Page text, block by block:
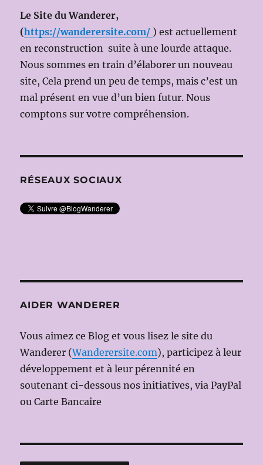
Le Site du Wanderer,
(https://wanderersite.com/ ) est actuellement
en reconstruction suite à une lourde attaque.
Nous sommes en train d’élaborer un nouveau
site, Cela prend un peu de temps, mais c’est un
mal présent en vue d’un bien futur. Nous
comptons sur votre compréhension.
RÉSEAUX SOCIAUX
AIDER WANDERER
Vous aimez ce Blog et vous lisez le site du
Wanderer (Wanderersite.com), participez à leur
développement et à leur pérennité en
soutenant ci-dessous nos initiatives, via PayPal
ou Carte Bancaire